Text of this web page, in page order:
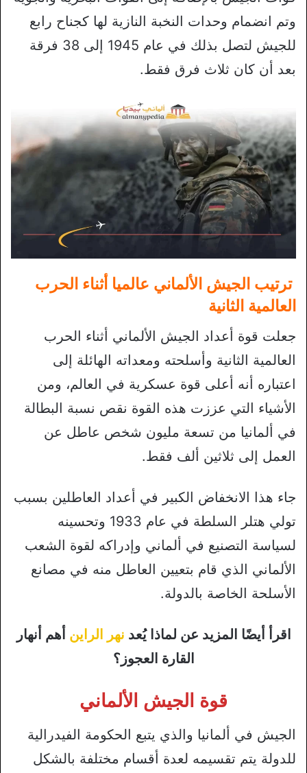
وتم انضمام وحدات النخبة النازية لها كجناح رابع
للجيش لتصل بذلك في عام 1945 إلى 38 فرقة
بعد أن كان ثلاث فرق فقط.
ترتيب الجيش الألماني عالميا أثناء الحرب
العالمية الثانية
جعلت قوة أعداد الجيش الألماني أثناء الحرب
العالمية الثانية وأسلحته ومعداته الهائلة إلى
اعتباره أنه أعلى قوة عسكرية في العالم، ومن
الأشياء التي عززت هذه القوة نقص نسبة البطالة
في ألمانيا من تسعة مليون شخص عاطل عن
العمل إلى ثلاثين ألف فقط.
جاء هذا الانخفاض الكبير في أعداد العاطلين بسبب
تولي هتلر السلطة في عام 1933 وتحسينه
لسياسة التصنيع في ألماني وإدراكه لقوة الشعب
الألماني الذي قام بتعيين العاطل منه في مصانع
الأسلحة الخاصة بالدولة.
اقرأ أيضًا المزيد عن لماذا يُعد نهر الراين أهم أنهار
القارة العجوز؟
قوة الجيش الألماني
الجيش في ألمانيا والذي يتبع الحكومة الفيدرالية
للدولة يتم تقسيمه لعدة أقسام مختلفة بالشكل